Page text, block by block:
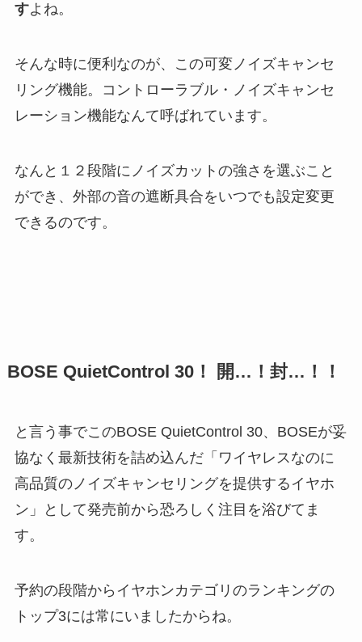
すよね。
そんな時に便利なのが、この可変ノイズキャンセ
リング機能。コントローラブル・ノイズキャンセ
レーション機能なんて呼ばれています。
なんと１２段階にノイズカットの強さを選ぶこと
ができ、外部の音の遮断具合をいつでも設定変更
できるのです。
BOSE QuietControl 30！ 開…！封…！！
と言う事でこのBOSE QuietControl 30、BOSEが妥
協なく最新技術を詰め込んだ「ワイヤレスなのに
高品質のノイズキャンセリングを提供するイヤホ
ン」として発売前から恐ろしく注目を浴びてま
す。
予約の段階からイヤホンカテゴリのランキングの
トップ3には常にいましたからね。